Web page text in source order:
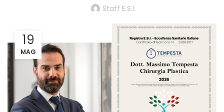
Staff E.S.I.
19
MAG